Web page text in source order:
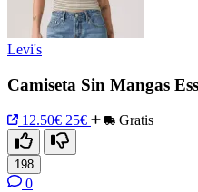
Levi's
Camiseta Sin Mangas
12.50€ 25€ Gratis
198
0